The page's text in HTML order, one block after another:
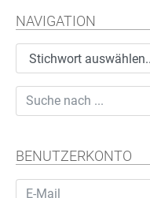
NAVIGATION
BENUTZERKONTO